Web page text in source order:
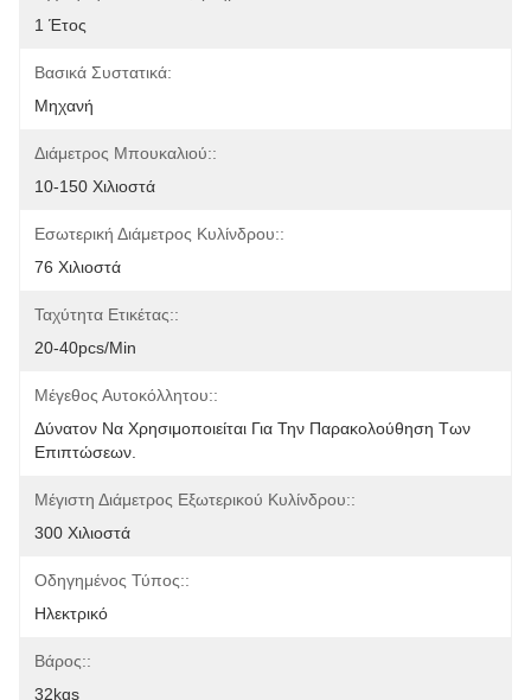
1 Έτος
Βασικά Συστατικά:
Μηχανή
Διάμετρος Μπουκαλιού::
10-150 Χιλιοστά
Εσωτερική Διάμετρος Κυλίνδρου::
76 Χιλιοστά
Ταχύτητα Ετικέτας::
20-40pcs/min
Μέγεθος Αυτοκόλλητου::
Δύνατον Να Χρησιμοποιείται Για Την Παρακολούθηση Των
Επιπτώσεων.
Μέγιστη Διάμετρος Εξωτερικού Κυλίνδρου::
300 Χιλιοστά
Οδηγημένος Τύπος::
Ηλεκτρικό
Βάρος::
32kgs